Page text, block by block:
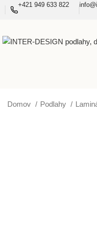
+421 949 633 822
Domov Podlahy